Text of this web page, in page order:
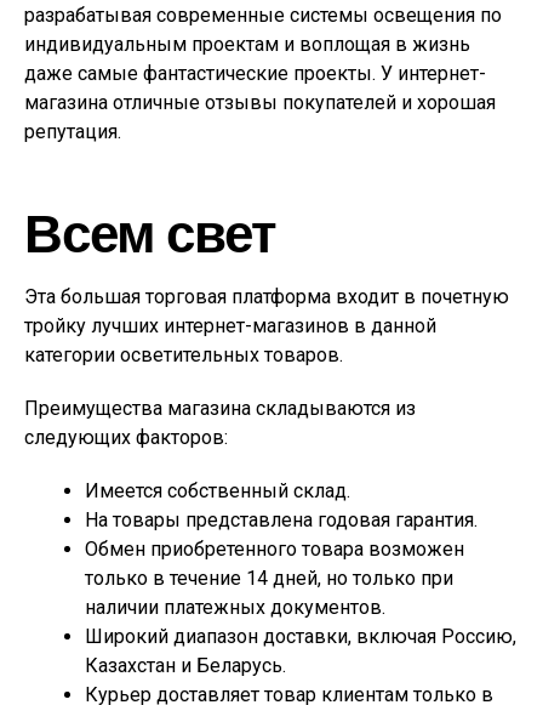
разрабатывая современные системы освещения по
индивидуальным проектам и воплощая в жизнь
даже самые фантастические проекты. У интернет-
магазина отличные отзывы покупателей и хорошая
репутация.
Всем свет
Эта большая торговая платформа входит в почетную
тройку лучших интернет-магазинов в данной
категории осветительных товаров.
Преимущества магазина складываются из
следующих факторов:
Имеется собственный склад.
На товары представлена годовая гарантия.
Обмен приобретенного товара возможен
только в течение 14 дней, но только при
наличии платежных документов.
Широкий диапазон доставки, включая Россию,
Казахстан и Беларусь.
Курьер доставляет товар клиентам только в